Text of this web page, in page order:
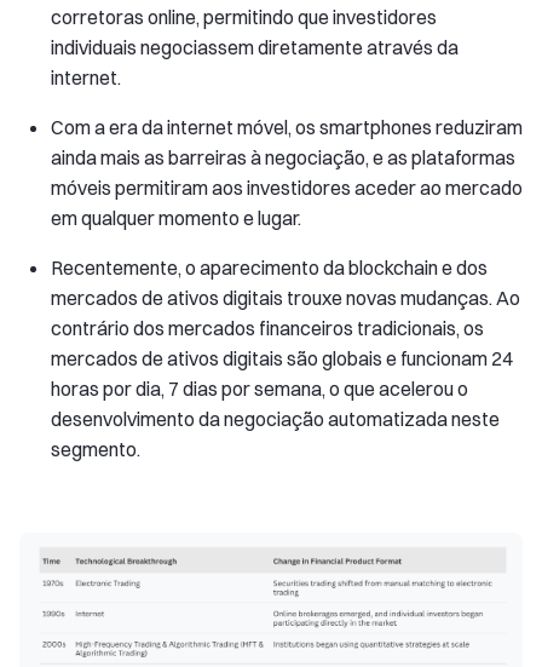
corretoras online, permitindo que investidores
individuais negociassem diretamente através da
internet.
Com a era da internet móvel, os smartphones reduziram
ainda mais as barreiras à negociação, e as plataformas
móveis permitiram aos investidores aceder ao mercado
em qualquer momento e lugar.
Recentemente, o aparecimento da blockchain e dos
mercados de ativos digitais trouxe novas mudanças. Ao
contrário dos mercados financeiros tradicionais, os
mercados de ativos digitais são globais e funcionam 24
horas por dia, 7 dias por semana, o que acelerou o
desenvolvimento da negociação automatizada neste
segmento.